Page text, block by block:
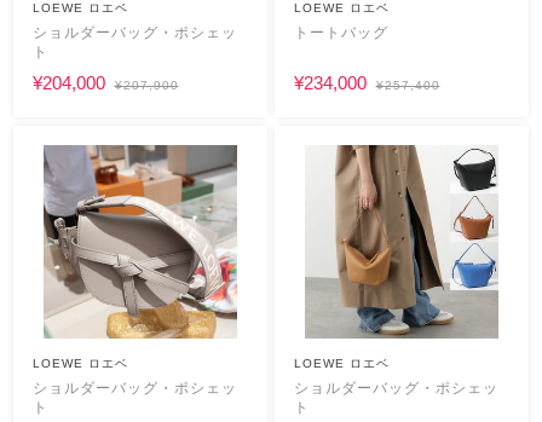
LOEWE ロエベ
ショルダーバッグ・ポシェッ
ト
¥204,000 ¥207,900
LOEWE ロエベ
トートバッグ
¥234,000 ¥257,400
LOEWE ロエベ
ショルダーバッグ・ポシェッ
ト
LOEWE ロエベ
ショルダーバッグ・ポシェッ
ト